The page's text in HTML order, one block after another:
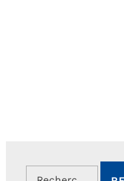
Rechercher :